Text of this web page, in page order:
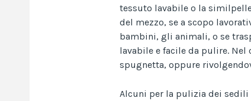
tessuto lavabile o la
del mezzo, se a scopo
bambini, gli animali, o se
lavabile e facile da pulire.
spugnetta, oppure
Alcuni per la pulizia dei sedili